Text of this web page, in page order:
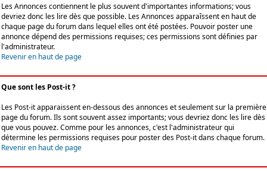
Les Annonces contiennent le plus souvent d'importantes informations; vous
devriez donc les lire dès que possible. Les Annonces apparaîssent en haut de
chaque page du forum dans lequel elles ont été postées. Pouvoir poster une
annonce dépend des permissions requises; ces permissions sont définies par
l'administrateur.
Revenir en haut de page
Que sont les Post-it ?
Les Post-it apparaissent en-dessous des annonces et seulement sur la première
page du forum. Ils sont souvent assez importants; vous devriez donc les lire dès
que vous pouvez. Comme pour les annonces, c'est l'administrateur qui
détermine les permissions requises pour poster des Post-it dans chaque forum.
Revenir en haut de page